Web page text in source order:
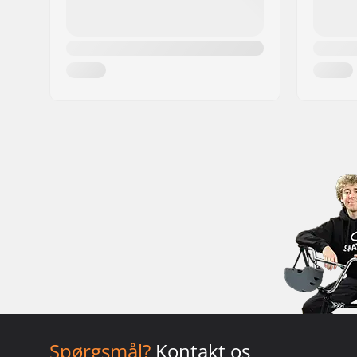
Spørgsmål? Kontakt os